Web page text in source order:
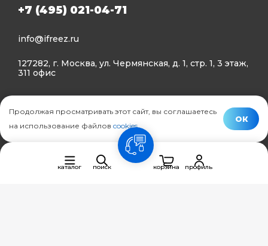
+7 (495) 021-04-71
info@ifreez.ru
127282, г. Москва, ул. Чермянская, д. 1, стр. 1, 3 этаж,
311 офис
Политика конфиденциальности
Политика использования Cookies
© Ifreez - продажа и установка климатической техники,
каталог поиск
связь
корзина
профиль
Продолжая просматривать этот сайт, вы соглашаетесь
на использование файлов cookies.
ОК